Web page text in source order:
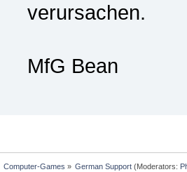
verursachen.
MfG Bean
Computer-Games » German Support(Moderators: